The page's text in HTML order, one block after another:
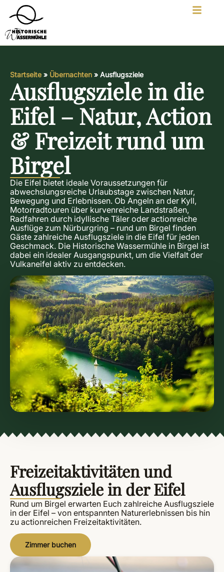
Startseite » Übernachten » Ausflugsziele
Ausflugsziele in die
Eifel – Natur, Action
& Freizeit rund um
Birgel
Die Eifel bietet ideale Voraussetzungen für
abwechslungsreiche Urlaubstage zwischen Natur,
Bewegung und Erlebnissen. Ob Angeln an der Kyll,
Motorradtouren über kurvenreiche Landstraßen,
Radfahren durch idyllische Täler oder actionreiche
Ausflüge zum Nürburgring – rund um Birgel finden
Gäste zahlreiche Ausflugsziele in die Eifel für jeden
Geschmack. Die Historische Wassermühle in Birgel ist
dabei ein idealer Ausgangspunkt, um die Vielfalt der
Vulkaneifel aktiv zu entdecken.
Freizeitaktivitäten und
Ausflugsziele in der Eifel
Rund um Birgel erwarten Euch zahlreiche Ausflugsziele
in der Eifel – von entspannten Naturerlebnissen bis hin
zu actionreichen Freizeitaktivitäten.
Zimmer buchen